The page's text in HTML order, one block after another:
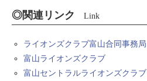
◎関連リンク Link
ライオンズクラブ富山合同事務局
富山ライオンズクラブ
富山セントラルライオンズクラブ